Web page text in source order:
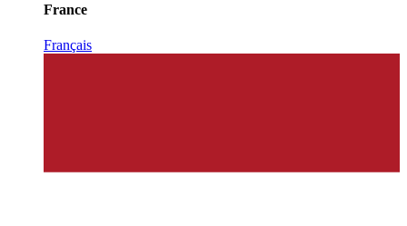
France
Français